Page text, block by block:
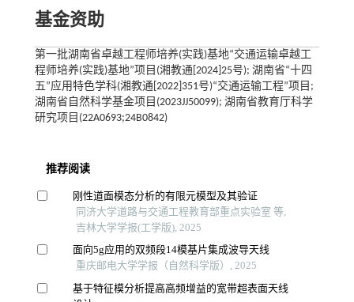
基金资助
第一批湖南省卓越工程师培养(实践)基地“交通运输卓越工
程师培养(实践)基地”项目(湘教通[2024]25号); 湖南省“十四
五”应用特色学科(湘教通[2022]351号)“交通运输工程”项目;
湖南省自然科学基金项目(2023JJ50099); 湖南省教育厅科学
研究项目(22A0693;24B0842)